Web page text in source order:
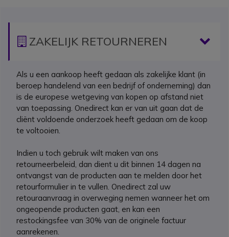
Icon
ZAKELIJK RETOURNEREN
Als u een aankoop heeft gedaan als zakelijke klant (in
beroep handelend van een bedrijf of onderneming) dan
is de europese wetgeving van kopen op afstand niet
van toepassing. Onedirect kan er van uit gaan dat de
cliënt voldoende onderzoek heeft gedaan om de koop
te voltooien.
Indien u toch gebruik wilt maken van ons
retourneerbeleid, dan dient u dit binnen 14 dagen na
ontvangst van de producten aan te melden door het
retourformulier in te vullen. Onedirect zal uw
retouraanvraag in overweging nemen wanneer het om
ongeopende producten gaat, en kan een
restockingsfee van 30% van de originele factuur
aanrekenen.